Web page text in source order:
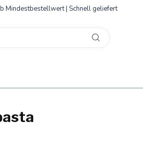
Mindestbestellwert | Schnell geliefert